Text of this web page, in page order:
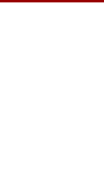
Sache
dankbaren